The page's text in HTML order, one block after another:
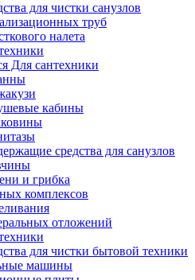
для чистки санузлов
труб
налета
Для сантехники
кабины
средства для санузлов
и грибка
комплексов
отложений
для чистки бытовой техники
машины